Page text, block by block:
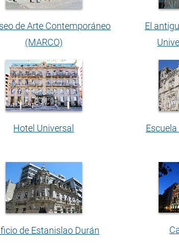
de Arte Contemporáneo
(MARCO)
El
Hotel Universal
de Estanislao Durán